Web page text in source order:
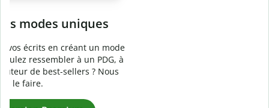
Prévenezle plagiat involontaire
Vérifiez que vos écrits sont 100 % les vôtres grâce au
logiciel anti-plagiat. Analysez votre document en quelques
secondes et identifiez les citations manquantes dans plus